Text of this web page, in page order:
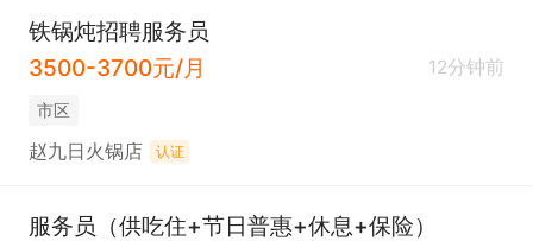
铁锅炖招聘服务员
3500-3700元/月
12分钟前
市区
赵九日火锅店 认证
服务员（供吃住+节日普惠+休息+保险）